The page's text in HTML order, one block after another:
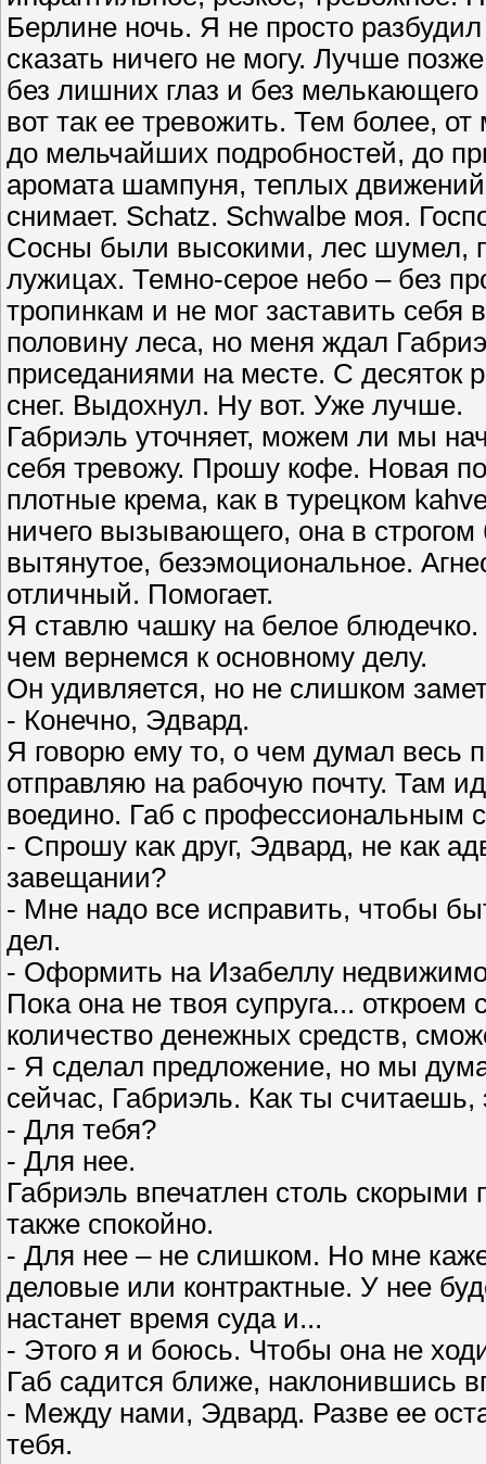
Берлине ночь. Я не просто
сказать ничего не могу. Лучше
без лишних глаз и без
вот так ее тревожить. Тем более,
до мельчайших подробностей, до
аромата шампуня, теплых
снимает. Schatz. Schwalbe моя.
Сосны были высокими, лес шумел,
лужицах. Темно-серое небо – без
тропинкам и не мог заставить
половину леса, но меня ждал
приседаниями на месте. С десяток
снег. Выдохнул. Ну вот. Уже лучше.
Габриэль уточняет, можем ли мы
себя тревожу. Прошу кофе. Новая
плотные крема, как в турецком
ничего вызывающего, она в
вытянутое, безэмоциональное.
отличный. Помогает.
Я ставлю чашку на белое
чем вернемся к основному делу.
Он удивляется, но не слишком
- Конечно, Эдвард.
Я говорю ему то, о чем думал весь
отправляю на рабочую почту. Там
воедино. Габ с профессиональным
- Спрошу как друг, Эдвард, не как
завещании?
- Мне надо все исправить, чтобы
дел.
- Оформить на Изабеллу
Пока она не твоя супруга...
количество денежных средств,
- Я сделал предложение, но мы
сейчас, Габриэль. Как ты считаешь,
- Для тебя?
- Для нее.
Габриэль впечатлен столь
также спокойно.
- Для нее – не слишком. Но мне
деловые или контрактные. У нее
настанет время суда и...
- Этого я и боюсь. Чтобы она не
Габ садится ближе, наклонившись
- Между нами, Эдвард. Разве ее
тебя.